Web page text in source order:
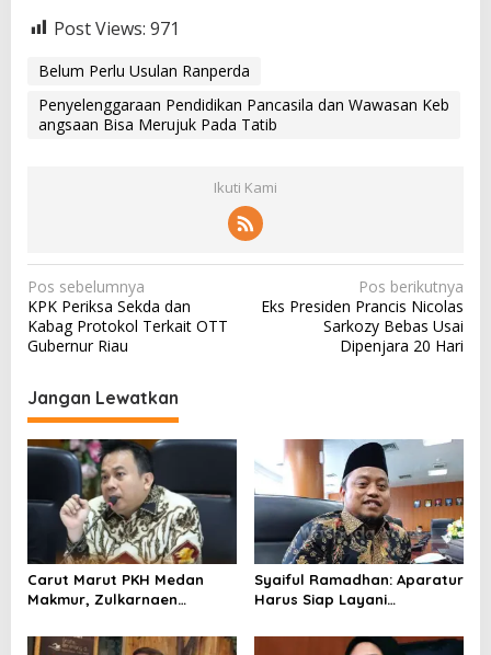
Post Views: 971
Belum Perlu Usulan Ranperda
Penyelenggaraan Pendidikan Pancasila dan Wawasan Keb
angsaan Bisa Merujuk Pada Tatib
Ikuti Kami
N
a
v
g
a
i
o
s
Pos sebelumnya
KPK Periksa Sekda dan
Kabag Protokol Terkait OTT
Gubernur Riau
Pos berikutnya
Eks Presiden Prancis Nicolas
Sarkozy Bebas Usai
Dipenjara 20 Hari
Jangan Lewatkan
Carut Marut PKH Medan
Makmur, Zulkarnaen
Pemko Salurkan Bansos
Syaiful Ramadhan: Aparatur
Harus Siap Layani
Senang